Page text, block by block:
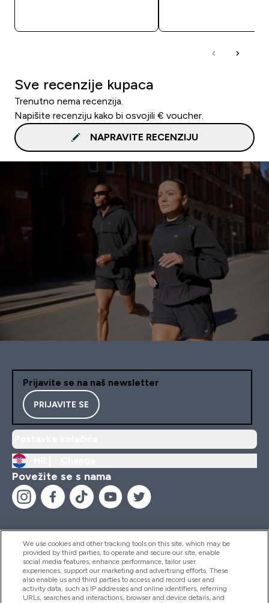
Sve recenzije kupaca
Trenutno nema recenzija.
Napišite recenziju kako bi osvojili € voucher.
NAPRAVITE RECENZIJU
Prijavite se na naš newsletter
PRIJAVITE SE
Povežite se s nama
Pomoć I Informacije
Proizvodi
We use cookies and other tracking tools on this site, which may be
provided by third parties, to operate and secure our site, enable
social media features, enhance performance, tailor user
experiences, support our marketing and advertising efforts. These
also enable us and third parties to access and record user and
activity data, such as IP addresses and online identifiers, referring
URLs, searches and interactions, browser and device details, and